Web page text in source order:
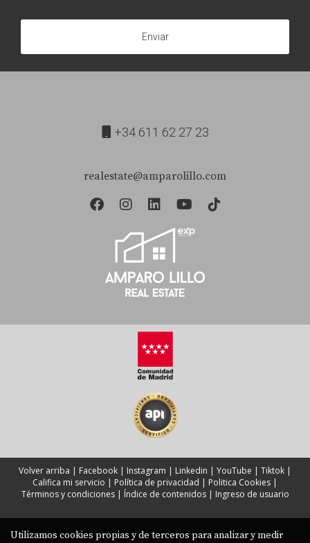
Enviar
+34 611 62 27 23
realestate@amparolillo.com
Volver arriba | Facebook | Instagram | Linkedin | YouTube | Tiktok |
Califica mi servicio | Política de privacidad | Politica Cookies |
Términos y condiciones| Índice de contenidos| Ingreso de usuario
Utilizamos cookies propias y de terceros para analizar y medir